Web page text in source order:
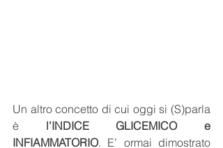
Un altro concetto di cui oggi si (S)parla
è l’INDICE GLICEMICO e
INFIAMMATORIO. E’ ormai dimostrato